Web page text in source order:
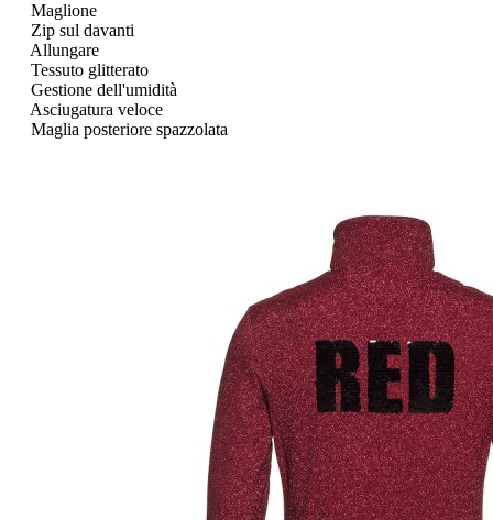
Maglione
Zip sul davanti
Allungare
Tessuto glitterato
Gestione dell'umidità
Asciugatura veloce
Maglia posteriore spazzolata